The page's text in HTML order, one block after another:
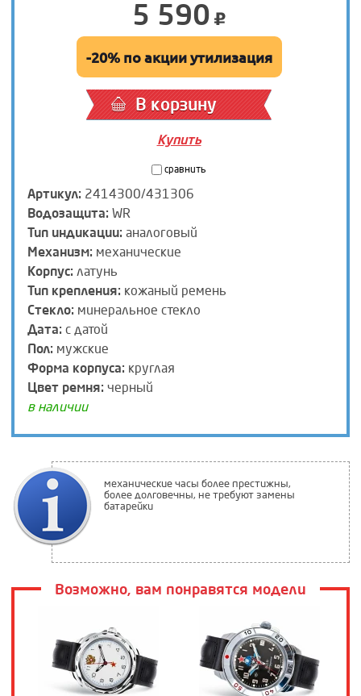
5 590
-20% по акции утилизация
В корзину
Купить
сравнить
Артикул: 2414300/431306
Водозащита: WR
Тип индикации: аналоговый
Механизм: механические
Корпус: латунь
Тип крепления: кожаный ремень
Стекло: минеральное стекло
Дата: с датой
Пол: мужские
Форма корпуса: круглая
Цвет ремня: черный
в наличии
механические часы более престижны,
более долговечны, не требуют замены
батарейки
Возможно, вам понравятся модели